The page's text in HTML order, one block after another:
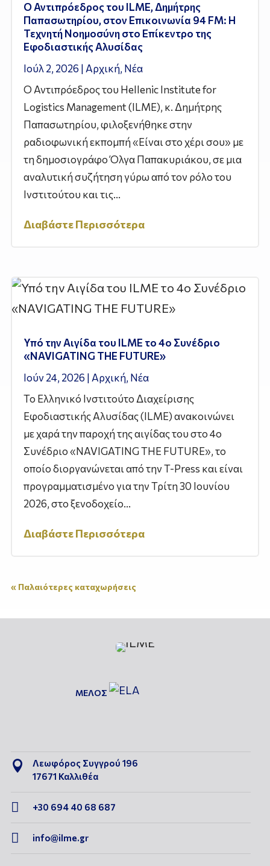
Ο Αντιπρόεδρος του ILME, Δημήτρης
Παπασωτηρίου, στον Επικοινωνία 94 FM: Η
Τεχνητή Νοημοσύνη στο Επίκεντρο της
Εφοδιαστικής Αλυσίδας
Ιούλ 2, 2026 | Αρχική, Νέα
Ο Αντιπρόεδρος του Hellenic Institute for
Logistics Management (ILME), κ. Δημήτρης
Παπασωτηρίου, φιλοξενήθηκε στην
ραδιοφωνική εκπομπή «Είναι στο χέρι σου» με
τη δημοσιογράφο Όλγα Παπακυριάκου, σε μια
αναλυτική συζήτηση γύρω από τον ρόλο του
Ινστιτούτου και τις...
Διαβάστε Περισσότερα
Υπό την Αιγίδα του ILME το 4ο Συνέδριο
«NAVIGATING THE FUTURE»
Ιούν 24, 2026 | Αρχική, Νέα
Το Ελληνικό Ινστιτούτο Διαχείρισης
Εφοδιαστικής Αλυσίδας (ILME) ανακοινώνει
με χαρά την παροχή της αιγίδας του στο 4ο
Συνέδριο «NAVIGATING THE FUTURE», το
οποίο διοργανώνεται από την T-Press και είναι
προγραμματισμένο για την Τρίτη 30 Ιουνίου
2026, στο ξενοδοχείο...
Διαβάστε Περισσότερα
« Παλαιότερες καταχωρήσεις
ΜΕΛΟΣ

Λεωφόρος Συγγρού 196
17671 Καλλιθέα
 +30 694 40 68 687
 info@ilme.gr